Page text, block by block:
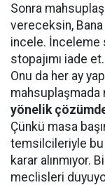
Sonra
vereceksin,
incele. İnceleme
stopajımı iade
Onu da her ay
mahsuplaşmada
yönelik
Çünkü masa
temsilcileriyle bu
karar alınmıyor.
meclisleri